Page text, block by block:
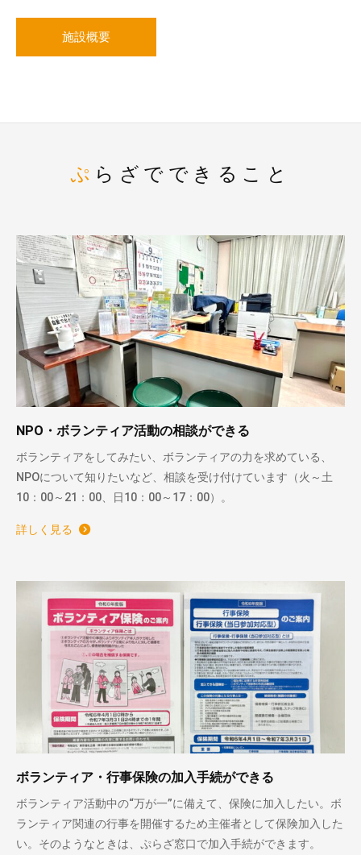
施設概要
ぷらざでできること
NPO・ボランティア活動の相談ができる
ボランティアをしてみたい、ボランティアの力を求めている、
NPOについて知りたいなど、相談を受け付けています（火～土
10：00～21：00、日10：00～17：00）。
詳しく見る
ボランティア・行事保険の加入手続ができる
ボランティア活動中の“万が一”に備えて、保険に加入したい。ボ
ランティア関連の行事を開催するため主催者として保険加入した
い。そのようなときは、ぷらざ窓口で加入手続ができます。